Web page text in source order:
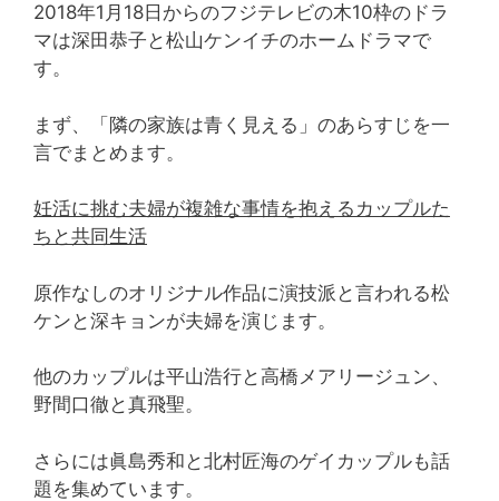
2018年1月18日からのフジテレビの木10枠のドラ
マは深田恭子と松山ケンイチのホームドラマで
す。
まず、「隣の家族は青く見える」のあらすじを一
言でまとめます。
妊活に挑む夫婦が複雑な事情を抱えるカップルた
ちと共同生活
原作なしのオリジナル作品に演技派と言われる松
ケンと深キョンが夫婦を演じます。
他のカップルは平山浩行と高橋メアリージュン、
野間口徹と真飛聖。
さらには眞島秀和と北村匠海のゲイカップルも話
題を集めています。